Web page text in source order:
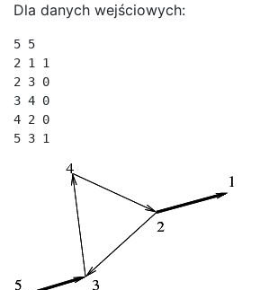
Dla danych wejściowych:
5 5
2 1 1
2 3 0
3 4 0
4 2 0
5 3 1